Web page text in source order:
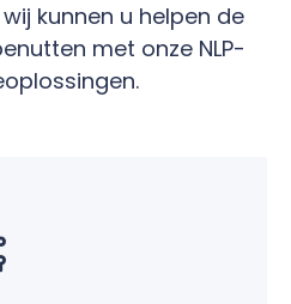
kunnen u helpen de
met onze NLP-